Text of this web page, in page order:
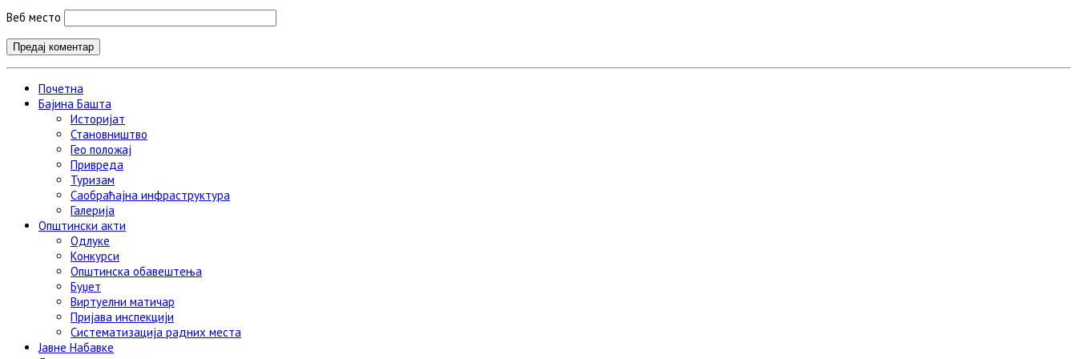
Веб место
Почетна
Бајина Башта
Историјат
Становништво
Гео положај
Привреда
Туризам
Саобраћајна инфраструктура
Галерија
Општински акти
Одлуке
Конкурси
Општинска обавештења
Буџет
Виртуелни матичар
Пријава инспекцији
Систематизација радних места
Јавне Набавке